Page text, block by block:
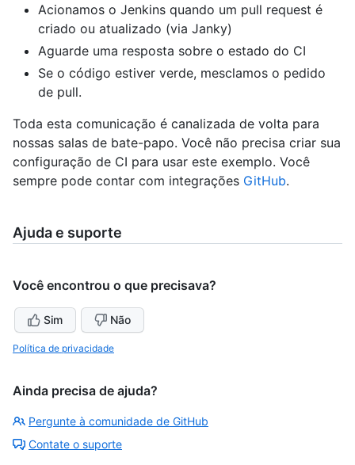
Acionamos o Jenkins quando um pull request é
criado ou atualizado (via Janky)
Aguarde uma resposta sobre o estado do CI
Se o código estiver verde, mesclamos o pedido
de pull.
Toda esta comunicação é canalizada de volta para
nossas salas de bate-papo. Você não precisa criar sua
configuração de CI para usar este exemplo. Você
sempre pode contar com integrações GitHub.
Ajuda e suporte
Você encontrou o que precisava?
Sim Não
Política de privacidade
Ainda precisa de ajuda?
Pergunte à comunidade de GitHub
Contate o suporte